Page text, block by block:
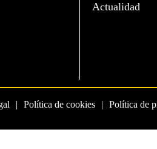
Actualidad
Política de
Política de cookies